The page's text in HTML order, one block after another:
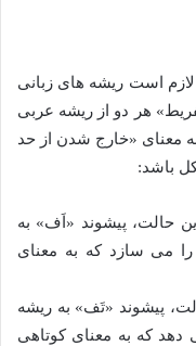
است ریشه های زبانی
هر دو از ریشه عربی
معنای «خارج شدن از حد
باشد:
حالت، پیشوند «اَف» به
می سازد که به معنای
پیشوند «تَف» به ریشه
که به معنای کوتاهی